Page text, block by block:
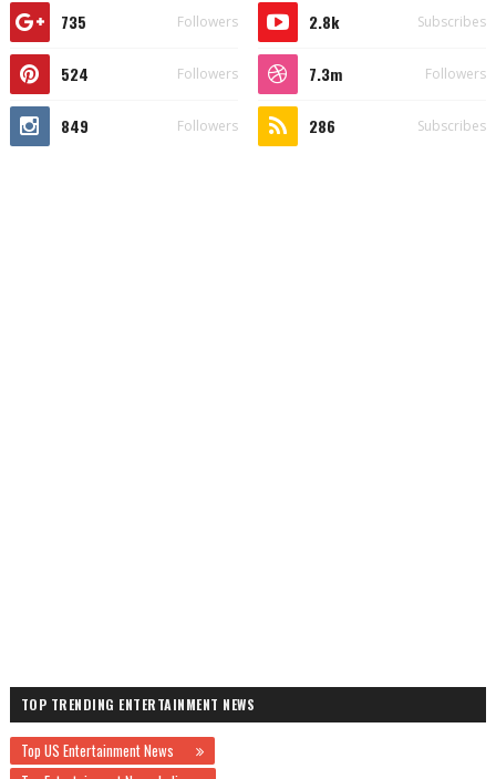
735 Followers 2.8k Subscribes
524 Followers 7.3m Followers
849 Followers 286 Subscribes
TOP TRENDING ENTERTAINMENT NEWS
Top US Entertainment News